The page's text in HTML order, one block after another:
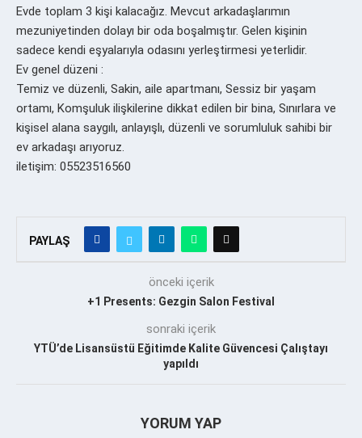
Evde toplam 3 kişi kalacağız. Mevcut arkadaşlarımın
mezuniyetinden dolayı bir oda boşalmıştır. Gelen kişinin
sadece kendi eşyalarıyla odasını yerleştirmesi yeterlidir.
Ev genel düzeni :
Temiz ve düzenli, Sakin, aile apartmanı, Sessiz bir yaşam
ortamı, Komşuluk ilişkilerine dikkat edilen bir bina, Sınırlara ve
kişisel alana saygılı, anlayışlı, düzenli ve sorumluluk sahibi bir
ev arkadaşı arıyoruz.
iletişim: 05523516560
PAYLAŞ
önceki içerik
+1 Presents: Gezgin Salon Festival
sonraki içerik
YTÜ’de Lisansüstü Eğitimde Kalite Güvencesi Çalıştayı
yapıldı
YORUM YAP